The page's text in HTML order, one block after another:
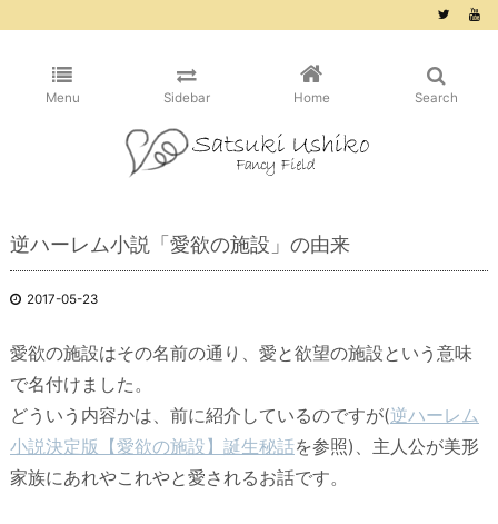
Menu Sidebar Home Search
逆ハーレム小説「愛欲の施設」の由来
2017-05-23
愛欲の施設はその名前の通り、愛と欲望の施設という意味
で名付けました。
どういう内容かは、前に紹介しているのですが(逆ハーレム
小説決定版【愛欲の施設】誕生秘話を参照)、主人公が美形
家族にあれやこれやと愛されるお話です。